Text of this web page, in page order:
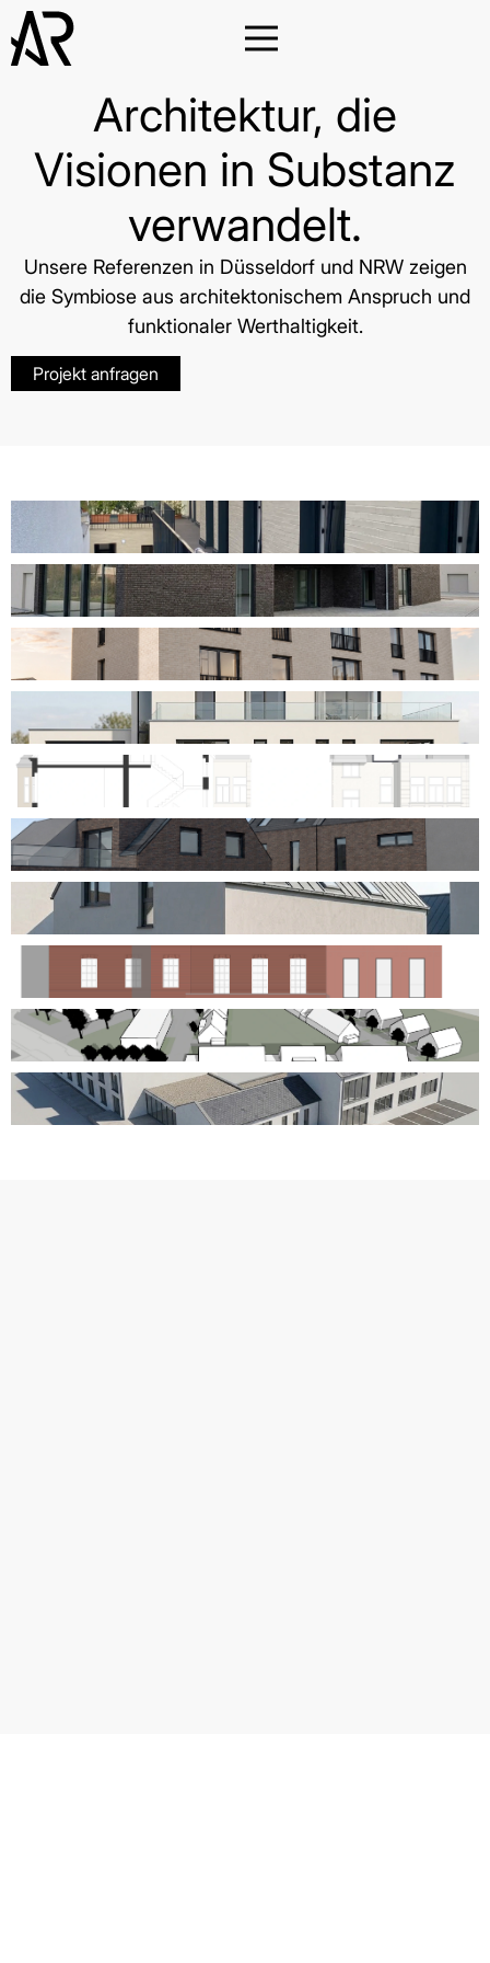
Architektur, die
Visionen in Substanz
verwandelt.
Unsere Referenzen in Düsseldorf und NRW zeigen
die Symbiose aus architektonischem Anspruch und
funktionaler Werthaltigkeit.
Projekt anfragen